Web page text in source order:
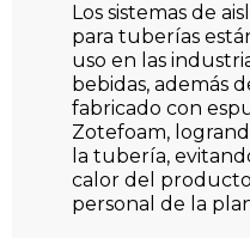
Los sistemas de
para tuberías
uso en las
bebidas, además
fabricado con
Zotefoam,
la tubería,
calor del
personal de la